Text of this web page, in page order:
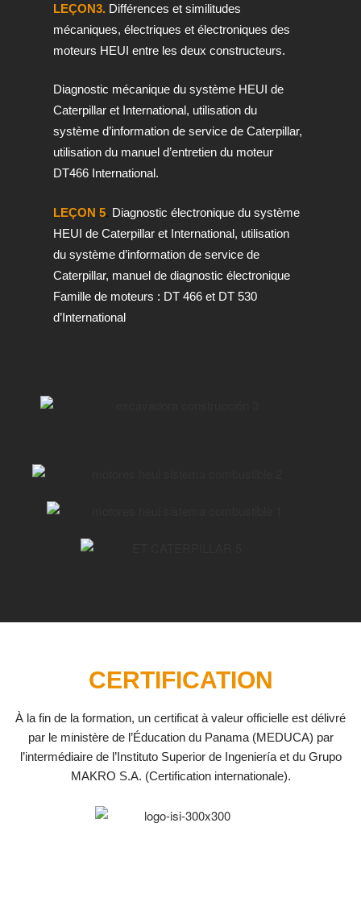
LEÇON3. Différences et similitudes
mécaniques, électriques et électroniques des
moteurs HEUI entre les deux constructeurs.
Diagnostic mécanique du système HEUI de
Caterpillar et International, utilisation du
système d’information de service de Caterpillar,
utilisation du manuel d’entretien du moteur
DT466 International.
LEÇON 5. Diagnostic électronique du système
HEUI de Caterpillar et International, utilisation
du système d’information de service de
Caterpillar, manuel de diagnostic électronique
Famille de moteurs : DT 466 et DT 530
d’International
CERTIFICATION
À la fin de la formation, un certificat à valeur officielle est délivré
par le ministère de l’Éducation du Panama (MEDUCA) par
l’intermédiaire de l’Instituto Superior de Ingeniería et du Grupo
MAKRO S.A. (Certification internationale).